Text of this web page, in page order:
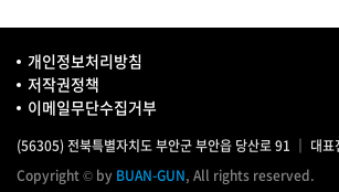
개인정보처리방침
저작권정책
이메일무단수집거부
(56305) 전북특별자치도 부안군 부안읍 당산로 91 ｜ 대
Copyright © by BUAN-GUN, All rights reserved.